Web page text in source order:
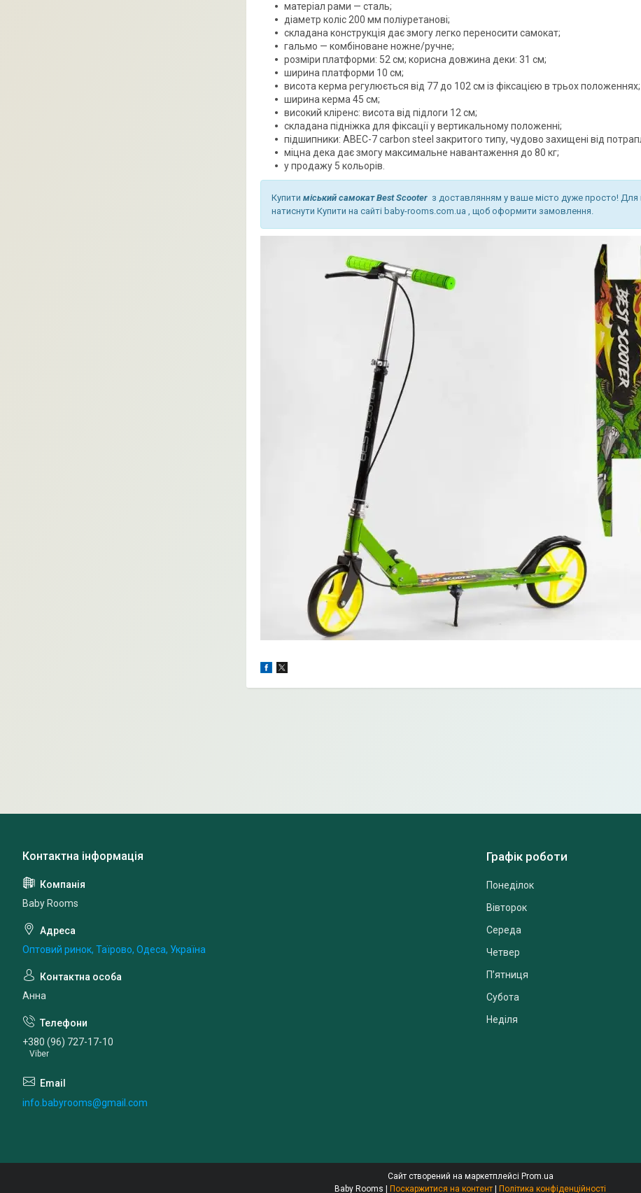
матеріал рами — сталь;
діаметр коліс 200 мм поліуретанові;
складана конструкція дає змогу легко переносити самокат;
гальмо — комбіноване ножне/ручне;
розміри платформи: 52 см; корисна довжина деки: 31 см;
ширина платформи 10 см;
висота керма регулюється від 77 до 102 см із фіксацією в трьох положеннях;
ширина керма 45 см;
високий кліренс: висота від підлоги 12 см;
складана підніжка для фіксації у вертикальному положенні;
підшипники: ABEC-7 carbon steel закритого типу, чудово захищені від
міцна дека дає змогу максимальне навантаження до 80 кг;
у продажу 5 кольорів.
Купити міський самокат Best Scooter з доставлянням у ваше місто дуже просто!
натиснути Купити на сайті baby-rooms.com.ua , щоб оформити замовлення.
Baby Rooms
Оптовий ринок, Таїрово, Одеса, Україна
Анна
+380 (96) 727-17-10
Viber
info.babyrooms@gmail.com
Графік роботи
Понеділок
Вівторок
Середа
Четвер
Пʼятниця
Субота
Неділя
Сайт створений на маркетплейсі Prom.ua
Поскаржитися на контент Політика конфіденційності